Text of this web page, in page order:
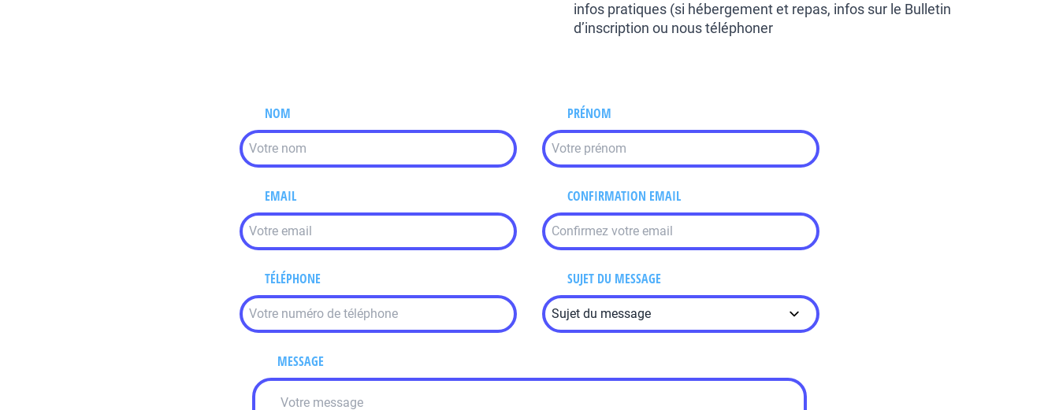
infos pratiques (si hébergement et repas, infos sur le Bulletin
d’inscription ou nous téléphoner
NOM PRÉNOM
EMAIL CONFIRMATION EMAIL
TÉLÉPHONE SUJET DU MESSAGE
MESSAGE